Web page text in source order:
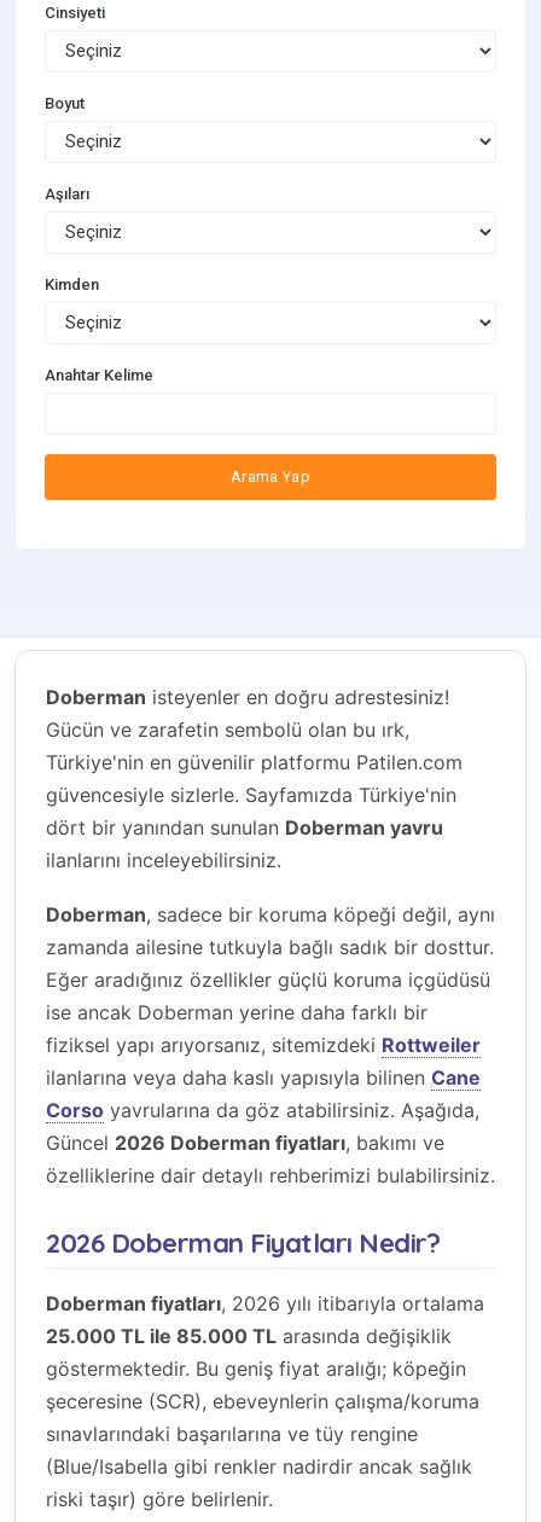
Cinsiyeti
Boyut
Aşıları
Kimden
Anahtar Kelime
Arama Yap
Doberman isteyenler en doğru adrestesiniz!
Gücün ve zarafetin sembolü olan bu ırk,
Türkiye'nin en güvenilir platformu Patilen.com
güvencesiyle sizlerle. Sayfamızda Türkiye'nin
dört bir yanından sunulan Doberman yavru
ilanlarını inceleyebilirsiniz.
Doberman, sadece bir koruma köpeği değil, aynı
zamanda ailesine tutkuyla bağlı sadık bir dosttur.
Eğer aradığınız özellikler güçlü koruma içgüdüsü
ise ancak Doberman yerine daha farklı bir
fiziksel yapı arıyorsanız, sitemizdeki Rottweiler
ilanlarına veya daha kaslı yapısıyla bilinen Cane
Corso yavrularına da göz atabilirsiniz. Aşağıda,
Güncel 2026 Doberman fiyatları, bakımı ve
özelliklerine dair detaylı rehberimizi bulabilirsiniz.
2026 Doberman Fiyatları Nedir?
Doberman fiyatları, 2026 yılı itibarıyla ortalama
25.000 TL ile 85.000 TL arasında değişiklik
göstermektedir. Bu geniş fiyat aralığı; köpeğin
şeceresine (SCR), ebeveynlerin çalışma/koruma
sınavlarındaki başarılarına ve tüy rengine
(Blue/Isabella gibi renkler nadirdir ancak sağlık
riski taşır) göre belirlenir.